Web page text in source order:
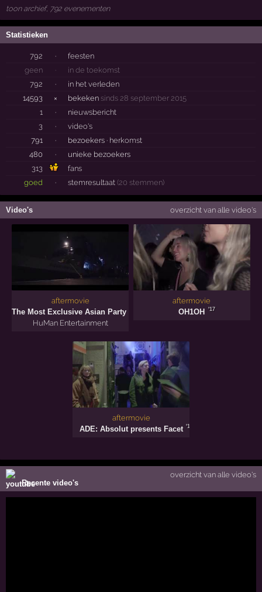
toon archief, 792 evenementen
Statistieken
792 ·
feesten
geen
·
in de toekomst
792
·
in het verleden
14593
× bekeken sinds 28 september 2015
1
·
nieuwsbericht
3
·
video's
791
· bezoekers · herkomst
480
·
unieke bezoekers
313
fans
goed
· stemresultaat (20 stemmen)
Video's overzicht van alle video's
aftermovie
The Most Exclusive Asian Party Ever
HuMan Entertainment
aftermovie
OH1OH
'17
aftermovie
ADE: Absolut presents Facet '16
Recente video's
overzicht van alle video's